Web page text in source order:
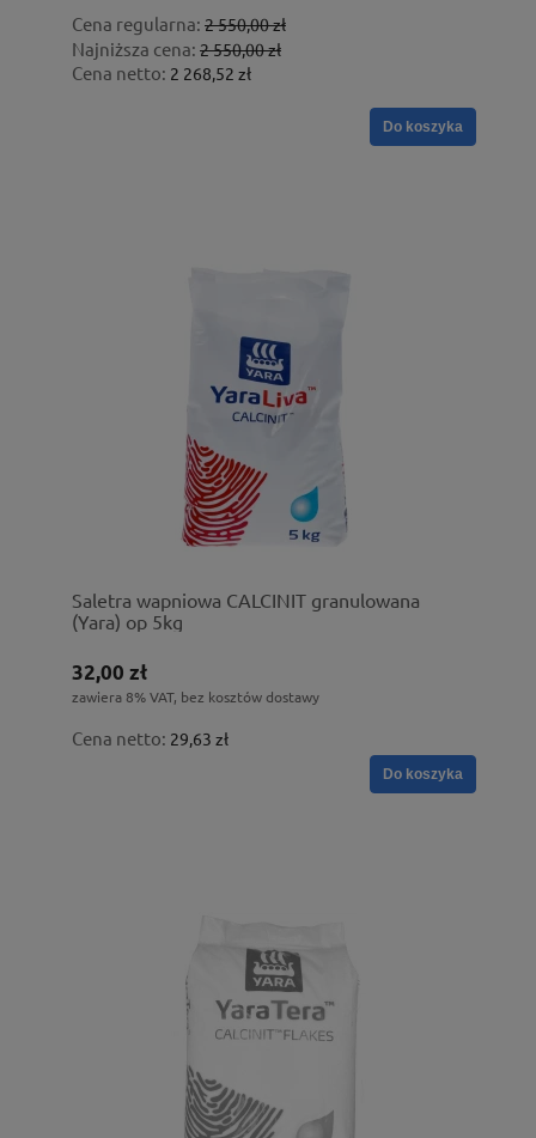
Cena regularna: 2 550,00 zł
Najniższa cena: 2 550,00 zł
Cena netto: 2 268,52 zł
Do koszyka
Saletra wapniowa CALCINIT granulowana
(Yara) op 5kg
32,00 zł
zawiera 8% VAT, bez kosztów dostawy
Cena netto: 29,63 zł
Do koszyka